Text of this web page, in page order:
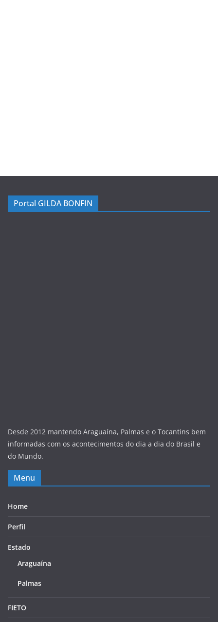
Portal GILDA BONFIN
Desde 2012 mantendo Araguaína, Palmas e o Tocantins bem
informadas com os acontecimentos do dia a dia do Brasil e
do Mundo.
Menu
Home
Perfil
Estado
Araguaína
Palmas
FIETO